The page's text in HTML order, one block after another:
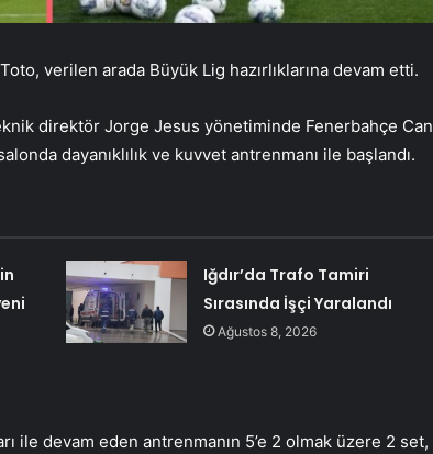
Toto, verilen arada Büyük Lig hazırlıklarına devam etti.
direktör Jorge Jesus yönetiminde Fenerbahçe Can
dayanıklılık ve kuvvet antrenmanı ile başlandı.
Iğdır’da Trafo Tamiri
Sırasında İşçi Yaralandı
Ağustos 8, 2026
ile devam eden antrenmanın 5’e 2 olmak üzere 2 set,